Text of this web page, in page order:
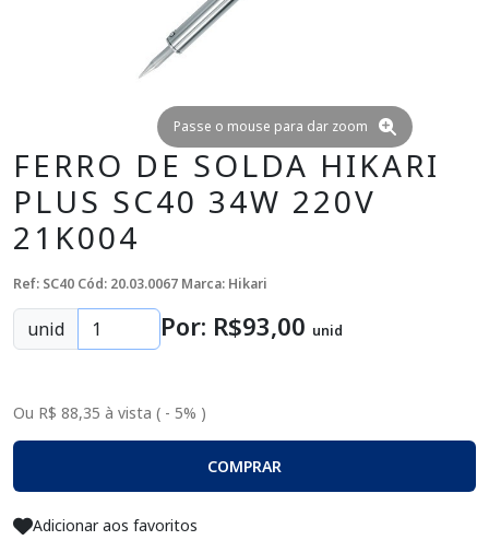
Passe o mouse para dar zoom
FERRO DE SOLDA HIKARI
PLUS SC40 34W 220V
21K004
Ref: SC40 Cód: 20.03.0067 Marca: Hikari
unid Por: R$93,00 unid
Ou R$ 88,35 à vista ( - 5% )
COMPRAR
Adicionar aos favoritos